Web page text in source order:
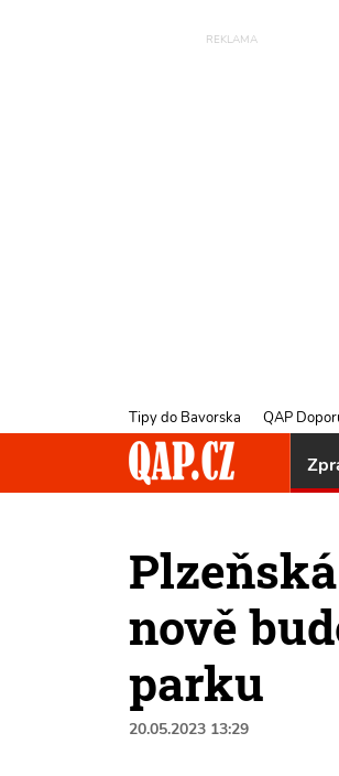
Tipy do Bavorska QAP
nově
parku
20.05.2023 13:29